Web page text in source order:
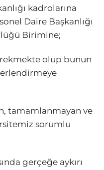
kadrolarına
Daire Başkanlığı
Birimine;
olup bunun
tamamlanmayan ve
sorumlu
gerçeğe aykırı